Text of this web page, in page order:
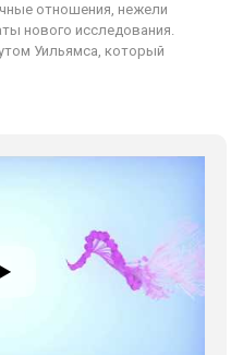
отношения, нежели
нового исследования.
Уильямса, который